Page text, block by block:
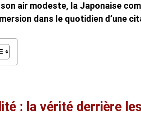
air modeste, la Japonaise
dans le quotidien d’une
: la vérité derrière